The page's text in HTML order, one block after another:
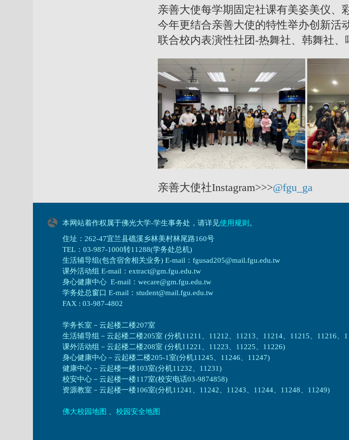
亲善大使每学期固定社课有美姿美仪、
今年更结合亲善大使的特性举办创新活
联合校内表演性社团-热舞社、韩舞社、
亲善大使社Instagram>>>@fgu_ga
本网站着作权属于佛光大学-学生事务处，请详见使用规则 。
住址：262-47宜兰县礁溪乡林美村林尾路160号
TEL：03-987-1000转11288(学务处总机)
生活辅导组(包含宿舍相关业务) E-mail：fgusad205@mail.fgu.edu.tw
课外活动组 E-mail：extract@gm.fgu.edu.tw
身心健康中心 E-mail：wecare@gm.fgu.edu.tw
学务处总窗口 E-mail：student@mail.fgu.edu.tw
FAX : 03-987-4802
学务长室－云起楼二楼207室
生活辅导组 － 云起楼二楼205室 (分机11211、11212、11213、11214、11215、11216、
课外活动组 － 云起楼二楼208室 (分机11221、11223、11225、11226)
身心健康中心 － 云起楼二楼205-1室(分机11245、11246、11247)
健康中心－ 云起楼一楼103室(分机11232、11231)
校安中心－ 云起楼一楼117室(校安电话03-9874858)
资源教室 － 云起楼一楼106室(分机11241、11242、11243、11244、11248、11249)
佛大校园地图 、校园安全地图